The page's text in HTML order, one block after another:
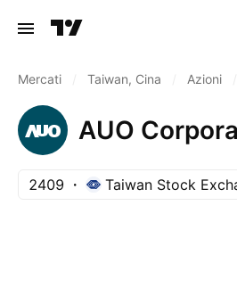
Mercati Taiwan, Cina Azioni
AUO
2409 Taiwan Stock